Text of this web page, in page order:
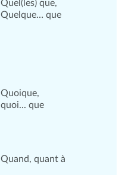
Quel(les) que,
Quelque… que
Quoique,
quoi... que
Quand, quant à